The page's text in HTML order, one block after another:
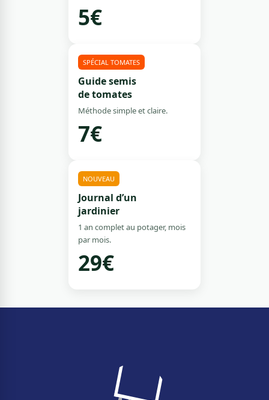
5€
SPÉCIAL TOMATES
Guide semis
de tomates
Méthode simple et claire.
7€
NOUVEAU
Journal d’un
jardinier
1 an complet au potager, mois
par mois.
29€